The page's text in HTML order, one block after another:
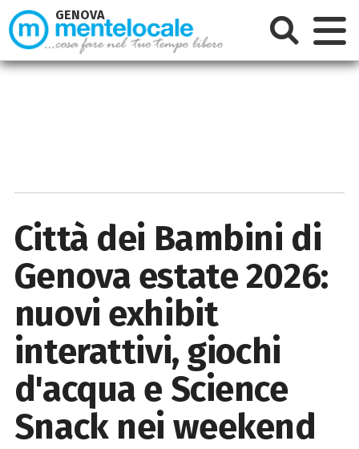
Città dei Bambini di
Genova estate 2026:
nuovi exhibit
interattivi, giochi
d'acqua e Science
Snack nei weekend
GENOVA